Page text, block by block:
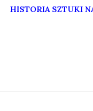
HISTORIA SZTUKI